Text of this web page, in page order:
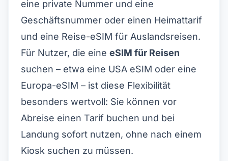
eine private Nummer und eine
Geschäftsnummer oder einen Heimattarif
und eine Reise-eSIM für Auslandsreisen.
Für Nutzer, die eine eSIM für Reisen
suchen – etwa eine USA eSIM oder eine
Europa-eSIM – ist diese Flexibilität
besonders wertvoll: Sie können vor
Abreise einen Tarif buchen und bei
Landung sofort nutzen, ohne nach einem
Kiosk suchen zu müssen.